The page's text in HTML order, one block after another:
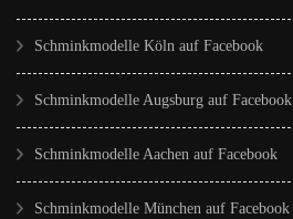
Schminkmodelle Köln auf Facebook
Schminkmodelle Augsburg auf Facebook
Schminkmodelle Aachen auf Facebook
Schminkmodelle München auf Facebook